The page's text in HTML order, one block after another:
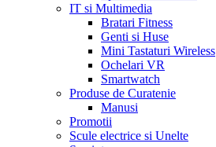
IT si Multimedia
Bratari Fitness
Genti si Huse
Mini Tastaturi Wireless
Ochelari VR
Smartwatch
Produse de Curatenie
Manusi
Promotii
Scule electrice si Unelte